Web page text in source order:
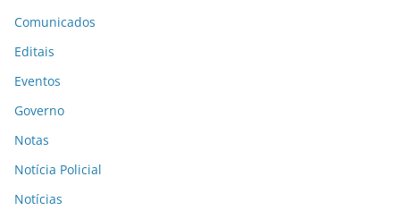
Comunicados
Editais
Eventos
Governo
Notas
Notícia Policial
Notícias